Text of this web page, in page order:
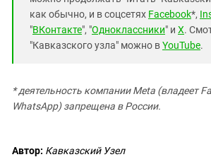
как обычно, и в соцсетях Facebook*,
"ВКонтакте", "Одноклассники" и X.
"Кавказского узла" можно вYouTube.
* деятельность компании Meta (владеет
WhatsApp) запрещена в России.
Автор: Кавказский Узел